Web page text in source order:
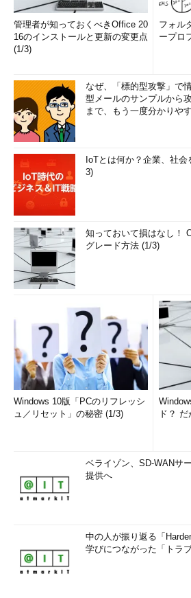
管理者が知っておくべきOffice 20
16のインストールと更新の変更点
(1/3)
フォル
ープロ
なぜ、「標的型攻撃」
型メールのサンプルから
まで、もう一度分かりや
IoTとは何か？企業、社
3)
知っておいて損はなし！
グレード方法 (1/3)
Windows 10版「PCのリフレッシ
ュ／リセット」の秘密 (1/3)
ド？
ベライゾン、SD-WANサ
提供へ
中の人が振り返る「
学びにつながった「トラ